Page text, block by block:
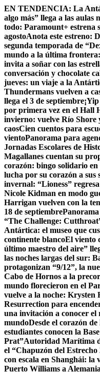
Skip
to
content
EN TENDENCIA: La
algo más” llega a las aulas
todo: Paramount+ estrena
agostoAnota este estreno:
segunda temporada de
mundo a la última
invita a soñar con las
conversación y chocolate
jueves: un viaje a la
Thundermans vuelven a
llega el 3 de septiembre
por primera vez en el Hall
invierno: vuelve Río Shore
caosCien cuentos para
vientoPanorama para
Jornadas Escolares de
Magallanes cuentan su
corazón: bingo solidario
lucha por su corazón a sus
invernal: “Lioness”
Nicole Kidman en modo
Harrigan vuelven con la
18 de septiembre
“The Challenge:
Antártica: el museo que
continente blancoEl viento
último maestro del aire”
las noches largas del sur:
protagonizan “9/12”, la
Cabo de Hornos a la
mundo florecieron en el
vuelve a la noche: Krysten
Resurrection para
una invitación a conocer el
mundoDesde el corazón
estudiantes conocen la
Prat”Autoridad Marítima
el “Chapuzón del Estrecho
con escala en Shanghái:
Puerto Williams a